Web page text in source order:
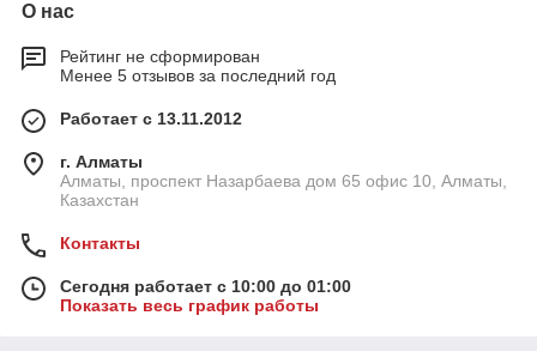
О нас
Рейтинг не сформирован
Менее 5 отзывов за последний год
Работает с 13.11.2012
г. Алматы
Алматы, проспект Назарбаева дом 65 офис 10, Алматы,
Казахстан
Контакты
Сегодня работает с 10:00 до 01:00
Показать весь график работы